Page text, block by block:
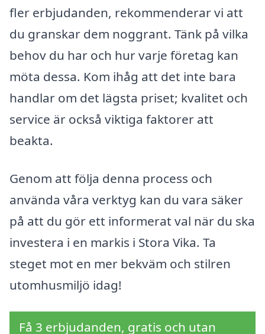
fler erbjudanden, rekommenderar vi att
du granskar dem noggrant. Tänk på vilka
behov du har och hur varje företag kan
möta dessa. Kom ihåg att det inte bara
handlar om det lägsta priset; kvalitet och
service är också viktiga faktorer att
beakta.
Genom att följa denna process och
använda våra verktyg kan du vara säker
på att du gör ett informerat val när du ska
investera i en markis i Stora Vika. Ta
steget mot en mer bekväm och stilren
utomhusmiljö idag!
Få 3 erbjudanden, gratis och utan